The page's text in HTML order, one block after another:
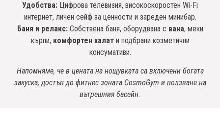
Удобства: Цифрова телевизия, високоскоростен Wi-Fi
интернет, личен сейф за ценности и зареден минибар.
Баня и релакс:Собствена баня, оборудвана с вана, меки
кърпи, комфортен халати подбрани козметични
консумативи.
Напомняме, че в цената на нощувката са включени богата
закуска, достъп до фитнес зоната CosmoGym и ползване на
вътрешния басейн.